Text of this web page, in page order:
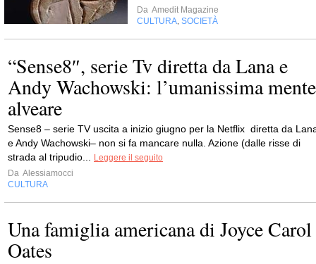
Da Amedit Magazine
CULTURA SOCIETÀ
“Sense8″, serie Tv diretta da Lana e
Andy Wachowski: l’umanissima mente
alveare
Sense8 – serie TV uscita a inizio giugno per la Netflix diretta da
e Andy Wachowski– non si fa mancare nulla. Azione (dalle risse di
strada al tripudio...
Leggere il seguito
Da Alessiamocci
CULTURA
Una famiglia americana di Joyce Carol
Oates